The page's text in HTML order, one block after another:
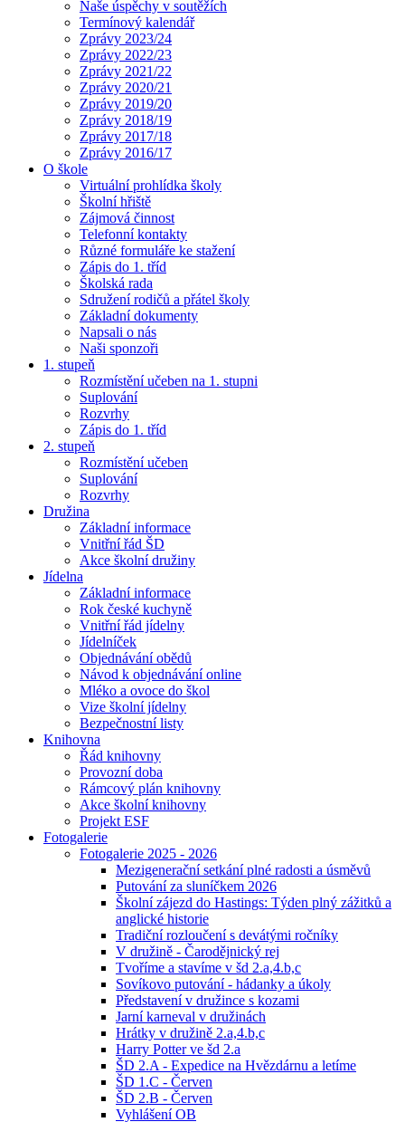
Naše úspěchy v soutěžích
Termínový kalendář
Zprávy 2023/24
Zprávy 2022/23
Zprávy 2021/22
Zprávy 2020/21
Zprávy 2019/20
Zprávy 2018/19
Zprávy 2017/18
Zprávy 2016/17
O škole
Virtuální prohlídka školy
Školní hřiště
Zájmová činnost
Telefonní kontakty
Různé formuláře ke stažení
Zápis do 1. tříd
Školská rada
Sdružení rodičů a přátel školy
Základní dokumenty
Napsali o nás
Naši sponzoři
1. stupeň
Rozmístění učeben na 1. stupni
Suplování
Rozvrhy
Zápis do 1. tříd
2. stupeň
Rozmístění učeben
Suplování
Rozvrhy
Družina
Základní informace
Vnitřní řád ŠD
Akce školní družiny
Jídelna
Základní informace
Rok české kuchyně
Vnitřní řád jídelny
Jídelníček
Objednávání obědů
Návod k objednávání online
Mléko a ovoce do škol
Vize školní jídelny
Bezpečnostní listy
Knihovna
Řád knihovny
Provozní doba
Rámcový plán knihovny
Akce školní knihovny
Projekt ESF
Fotogalerie
Fotogalerie 2025 - 2026
Mezigenerační setkání plné radosti a úsměvů
Putování za sluníčkem 2026
Školní zájezd do Hastings: Týden plný zážitků a
anglické historie
Tradiční rozloučení s devátými ročníky
V družině - Čarodějnický rej
Tvoříme a stavíme v šd 2.a,4.b,c
Sovíkovo putování - hádanky a úkoly
Představení v družince s kozami
Jarní karneval v družinách
Hrátky v družině 2.a,4.b,c
Harry Potter ve šd 2.a
ŠD 2.A - Expedice na Hvězdárnu a letíme
ŠD 1.C - Červen
ŠD 2.B - Červen
Vyhlášení OB